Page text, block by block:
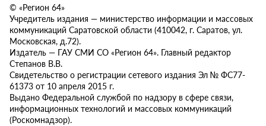
© «Регион 64»
Учредитель издания — министерство информации и массовых
коммуникаций Саратовской области (410042, г. Саратов, ул.
Московская, д.72).
Издатель — ГАУ СМИ СО «Регион 64». Главный редактор
Степанов В.В.
Свидетельство о регистрации сетевого издания Эл № ФС77-
61373 от 10 апреля 2015 г.
Выдано Федеральной службой по надзору в сфере связи,
информационных технологий и массовых коммуникаций
(Роскомнадзор).